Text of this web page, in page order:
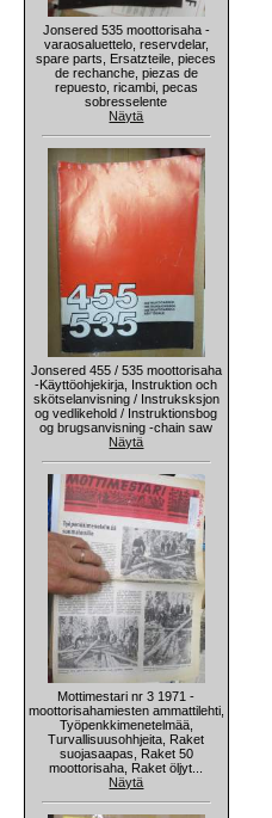
Jonsered 535 moottorisaha -
varaosaluettelo, reservdelar,
spare parts, Ersatzteile, pieces
de rechanche, piezas de
repuesto, ricambi, pecas
sobresselente
Näytä
Jonsered 455 / 535 moottorisaha
-Käyttöohjekirja, Instruktion och
skötselanvisning / Instruksksjon
og vedlikehold / Instruktionsbog
og brugsanvisning -chain saw
Näytä
Mottimestari nr 3 1971 -
moottorisahamiesten ammattilehti,
Työpenkkimenetelmää,
Turvallisuusohhjeita, Raket
suojasaapas, Raket 50
moottorisaha, Raket öljyt...
Näytä